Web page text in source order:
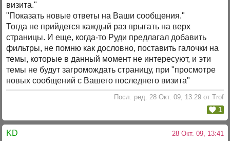
визита."
"Показать новые ответы на Ваши сообщения."
Тогда не прийдется каждый раз прыгать на верх
страницы. И еще, когда-то Руди предлагал добавить
фильтры, не помню как дословно, поставить галочки на
темы, которые в данный момент не интересуют, и эти
темы не будут загромождать страницу, при "просмотре
новых сообщений с Вашего последнего визита"
Посл. ред. 28 Окт. 09, 13:29 от Trof
1
KD 28 Окт. 09, 13:41